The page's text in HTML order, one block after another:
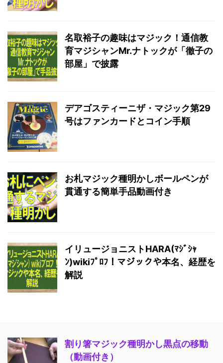
名取裕子の趣味はマジック！通信教
育マジシャンMr.ナトックが「徹子の
部屋」で披露
デアゴスティーニザ・マジック第29
号はファンカードとコイン手順
お札マジック種明かしボールペンが
貫通する簡単手品動画付き
イリュージョニストHARA(ﾏｼﾞｼｬ
ﾝ)wikiﾌﾟﾛﾌ！マジックや本名、経歴を
解説
割り箸マジック種明かし黒点の移動
（動画付き）